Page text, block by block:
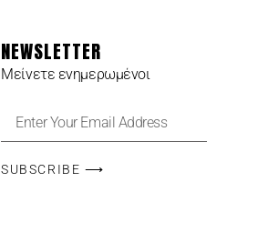
NEWSLETTER
Μείνετε ενημερωμένοι
SUBSCRIBE ⟶